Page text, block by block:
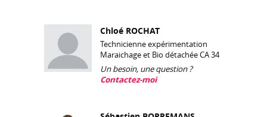
Chloé ROCHAT
Technicienne expérimentation
Maraichage et Bio détachée CA 34
Un besoin, une question ?
Contactez-moi